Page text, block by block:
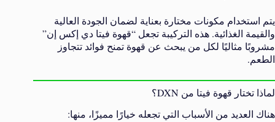
يتم استخدام مكونات مختارة بعناية لضمان الجودة العالية
والقيمة الغذائية. هذه التركيبة تجعل “قهوة فيتا دي إكس إن”
مشروبًا مثاليًا لكل من يبحث عن قهوة تمنح فوائد تتجاوز
الطعم.
لماذا تختار قهوة فيتا من DXN؟
هناك العديد من الأسباب التي تجعله خيارًا مميزًا، منها: